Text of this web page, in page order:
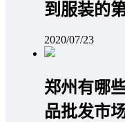
到服装的
2020/07/23
郑州有哪
品批发市场